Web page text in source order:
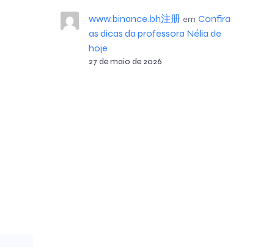
www.binance.bh注册em Confira
as dicas da professora Nélia de
hoje
27 de maio de 2026